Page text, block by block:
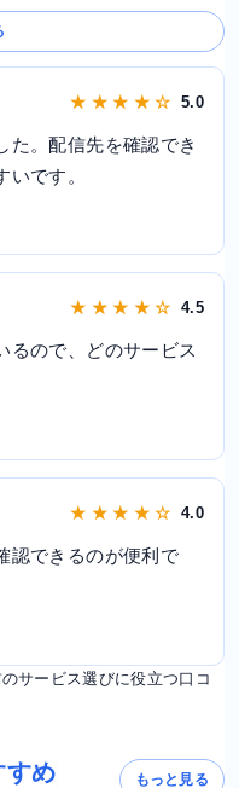
★ ★ ★ ★ ☆ 5.0
た。配信先を確認でき
です。
★ ★ ★ ★ ☆ 4.5
るので、どのサービス
★ ★ ★ ★ ☆ 4.0
認できるのが便利で
サービス選びに役立つ口コ
すめ もっと見る